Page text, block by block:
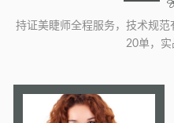
持证美睫师全程服务，技术规
20单，